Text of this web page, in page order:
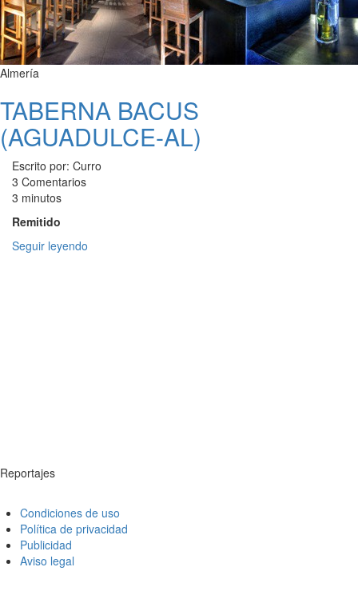
Almería
TABERNA BACUS
(AGUADULCE-AL)
Escrito por: Curro
3 Comentarios
3 minutos
Remitido
Seguir leyendo
Reportajes
Condiciones de uso
Política de privacidad
Publicidad
Aviso legal